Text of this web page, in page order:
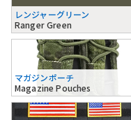
レンジャーグリーン
Ranger Green
マガジンポーチ
Magazine Pouches